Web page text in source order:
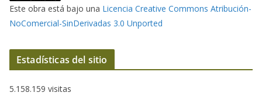
Este obra está bajo una Licencia Creative Commons Atribución-
NoComercial-SinDerivadas 3.0 Unported
Estadísticas del sitio
5.158.159 visitas